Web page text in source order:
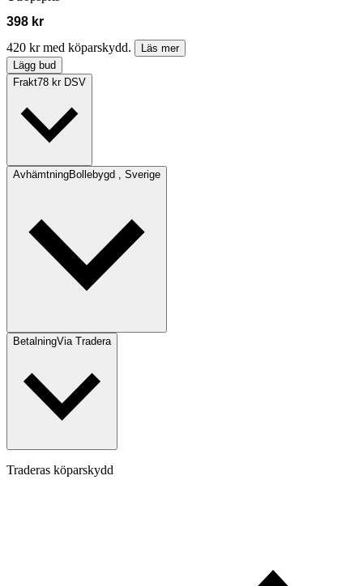
398 kr
420 kr med köparskydd.
Läs mer
Lägg bud
Frakt78 kr DSV
AvhämtningBollebygd , Sverige
BetalningVia Tradera
Traderas köparskydd